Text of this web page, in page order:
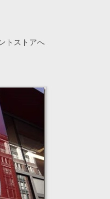
トストアへ